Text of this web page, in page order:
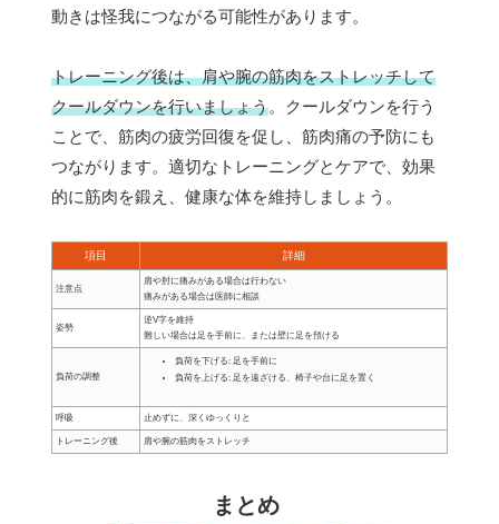
動きは怪我につながる可能性があります。
トレーニング後は、肩や腕の筋肉をストレッチして
クールダウンを行いましょう。クールダウンを行う
ことで、筋肉の疲労回復を促し、筋肉痛の予防にも
つながります。適切なトレーニングとケアで、効果
的に筋肉を鍛え、健康な体を維持しましょう。
項目 詳細
注意点
肩や肘に痛みがある場合は行わない
痛みがある場合は医師に相談
姿勢
逆V字を維持
難しい場合は足を手前に、または壁に足を預ける
負荷の調整
負荷を下げる: 足を手前に
負荷を上げる: 足を遠ざける、椅子や台に足を置く
呼吸 止めずに、深くゆっくりと
トレーニング後 肩や腕の筋肉をストレッチ
まとめ